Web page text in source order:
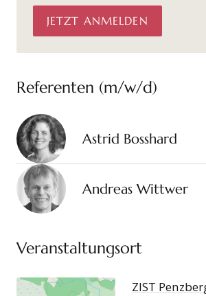
JETZT ANMELDEN
Referenten (m/w/d)
Astrid Bosshard
Andreas Wittwer
Veranstaltungsort
ZIST